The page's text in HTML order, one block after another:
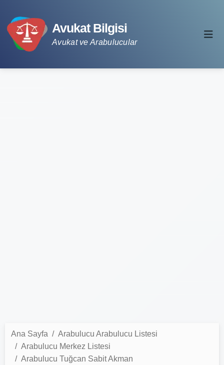
Avukat Bilgisi
Avukat ve Arabulucular
Ana Sayfa
Arabulucu Arabulucu Listesi
Arabulucu Merkez Listesi
Arabulucu Tuğcan Sabit Akman